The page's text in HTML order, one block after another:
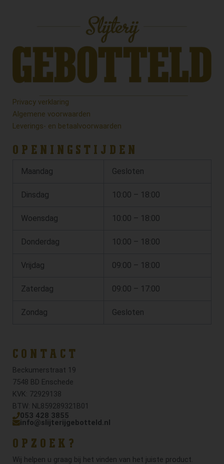
Privacy verklaring
Algemene voorwaarden
Leverings- en betaalvoorwaarden
OPENINGSTIJDEN
Maandag Gesloten
Dinsdag 10:00 – 18:00
Woensdag 10:00 – 18:00
Donderdag 10:00 – 18:00
Vrijdag 09:00 – 18:00
Zaterdag 09:00 – 17:00
Zondag Gesloten
CONTACT
Beckumerstraat 19
7548 BD Enschede
KVK: 72929138
BTW: NL859289321B01
053 428 3855
info@slijterijgebotteld.nl
OPZOEK?
Wij helpen u graag bij het vinden van het juiste product.